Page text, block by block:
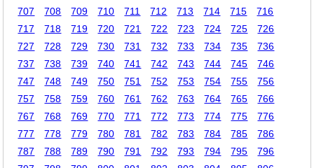
707
708 709 710 711 712 713 714 715
716
717
718 719 720 721 722 723 724 725
726
727
728 729 730 731 732 733 734 735
736
737
738 739 740 741 742 743 744 745
746
747
748 749 750 751 752 753 754 755
756
757
758 759 760 761 762 763 764 765
766
767
768 769 770 771 772 773 774 775
776
777
778 779 780 781 782 783 784 785
786
787
788 789 790 791 792 793 794 795
796